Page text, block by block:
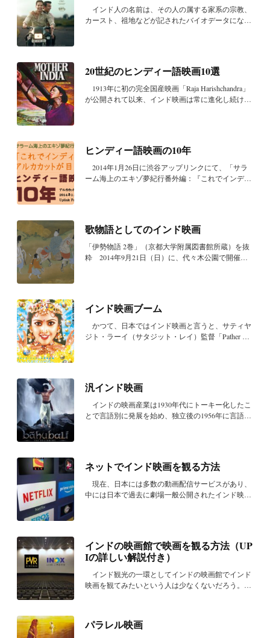
インド人の名前は、その人の属する家系の宗教、
カースト、祖地などが記されたバイオデータになっ
20世紀のヒンディー語映画10選
1913年に初の完全国産映画「Raja Harishchandra」
が公開されて以来、インド映画は常に進化し続け、
ヒンディー語映画の10年
2014年1月26日に渋谷アップリンクにて、「サラ
ーム海上のエキゾ夢紀行番外編：『これでインディ
歌物語としてのインド映画
「伊勢物語 2巻」（京都大学附属図書館所蔵）を抜
粋 2014年9月21日（日）に、代々木公園で開催さ
インド映画ブーム
かつて、日本ではインド映画と言うと、サティヤ
ジト・ラーイ（サタジット・レイ）監督「Pather Pan
汎インド映画
インドの映画産業は1930年代にトーキー化したこ
とで言語別に発展を始め、独立後の1956年に言語州
ネットでインド映画を観る方法
現在、日本には多数の動画配信サービスがあり、
中には日本で過去に劇場一般公開されたインド映画
インドの映画館で映画を観る方法（UP
Iの詳しい解説付き）
インド観光の一環としてインドの映画館でインド
映画を観てみたいという人は少なくないだろう。そ
パラレル映画